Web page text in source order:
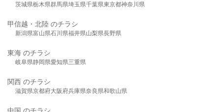
茨城県栃木県群馬県埼玉県千葉県東京都神奈川県
甲信越・北陸 のチラシ
新潟県富山県石川県福井県山梨県長野県
東海 のチラシ
岐阜県静岡県愛知県三重県
関西 のチラシ
滋賀県京都府大阪府兵庫県奈良県和歌山県